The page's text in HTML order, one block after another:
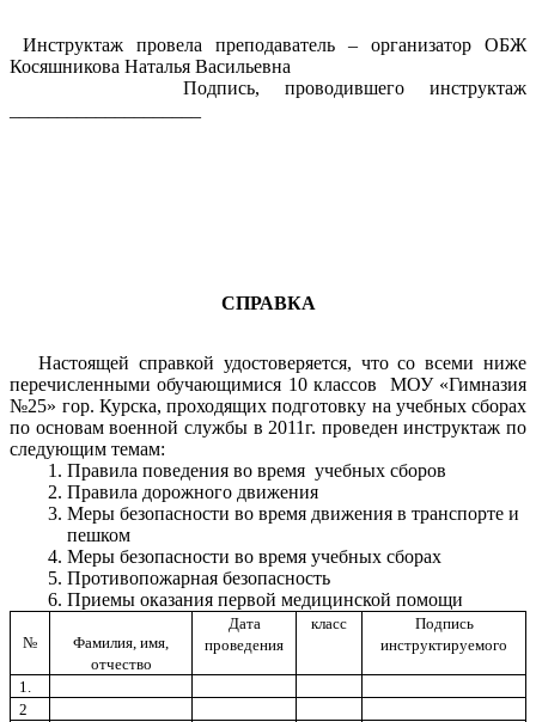
Инструктаж провела преподаватель – организатор ОБЖ
Косяшникова Наталья Васильевна
Подпись, проводившего инструктаж
СПРАВКА
Настоящей справкой удостоверяется, что со всеми ниже
перечисленными обучающимися 10 классов МОУ «Гимназия
№25» гор. Курска, проходящих подготовку на учебных сборах
по основам военной службы в 2011г. проведен инструктаж по
следующим темам:
Правила поведения во время учебных сборов
Правила дорожного движения
Меры безопасности во время движения в транспорте и
пешком
Меры безопасности во время учебных сборах
Противопожарная безопасность
Приемы оказания первой медицинской помощи
№
Фамилия, имя,
отчество
Дата
проведения
класс
Подпись
инструктируемого
1.
2